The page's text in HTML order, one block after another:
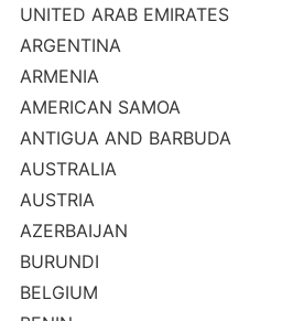
UNITED ARAB EMIRATES
ARGENTINA
ARMENIA
AMERICAN SAMOA
ANTIGUA AND BARBUDA
AUSTRALIA
AUSTRIA
AZERBAIJAN
BURUNDI
BELGIUM